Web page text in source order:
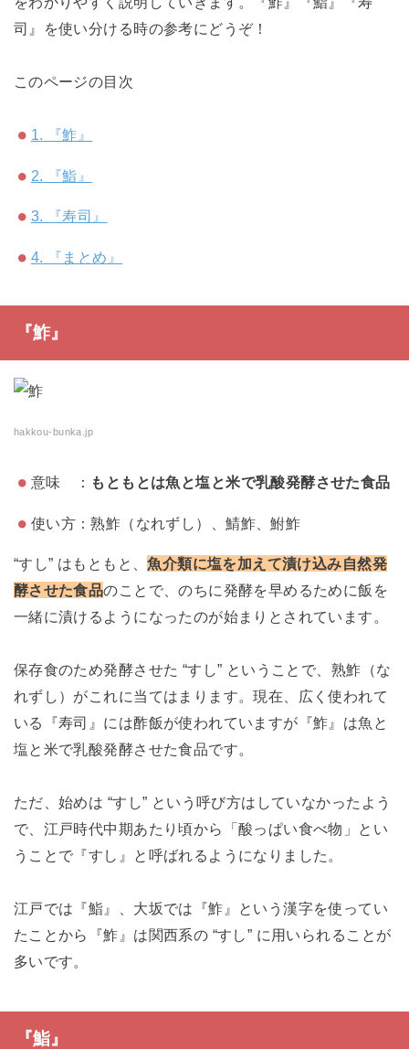
司』を使い分ける時の参考にどうぞ！
このページの目次
1. 『鮓』
2. 『鮨』
3. 『寿司』
4. 『まとめ』
『鮓』
hakkou-bunka.jp
意味 ： もともとは魚と塩と米で乳酸発酵させた食品
使い方：熟鮓（なれずし）、鯖鮓、鮒鮓
“すし” はもともと、魚介類に塩を加えて漬け込み自然発
酵させた食品のことで、のちに発酵を早めるために飯を
一緒に漬けるようになったのが始まりとされています。
保存食のため発酵させた “すし” ということで、熟鮓（な
れずし）がこれに当てはまります。現在、広く使われて
いる『寿司』には酢飯が使われていますが『鮓』は魚と
塩と米で乳酸発酵させた食品です。
ただ、始めは “すし” という呼び方はしていなかったよう
で、江戸時代中期あたり頃から「酸っぱい食べ物」とい
うことで『すし』と呼ばれるようになりました。
江戸では『鮨』、大坂では『鮓』という漢字を使ってい
たことから『鮓』は関西系の “すし” に用いられることが
多いです。
『鮨』